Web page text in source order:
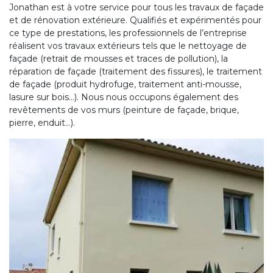
Jonathan est à votre service pour tous les travaux de façade
et de rénovation extérieure. Qualifiés et expérimentés pour
ce type de prestations, les professionnels de l’entreprise
réalisent vos travaux extérieurs tels que le nettoyage de
façade (retrait de mousses et traces de pollution), la
réparation de façade (traitement des fissures), le traitement
de façade (produit hydrofuge, traitement anti-mousse,
lasure sur bois…). Nous nous occupons également des
revêtements de vos murs (peinture de façade, brique,
pierre, enduit…).